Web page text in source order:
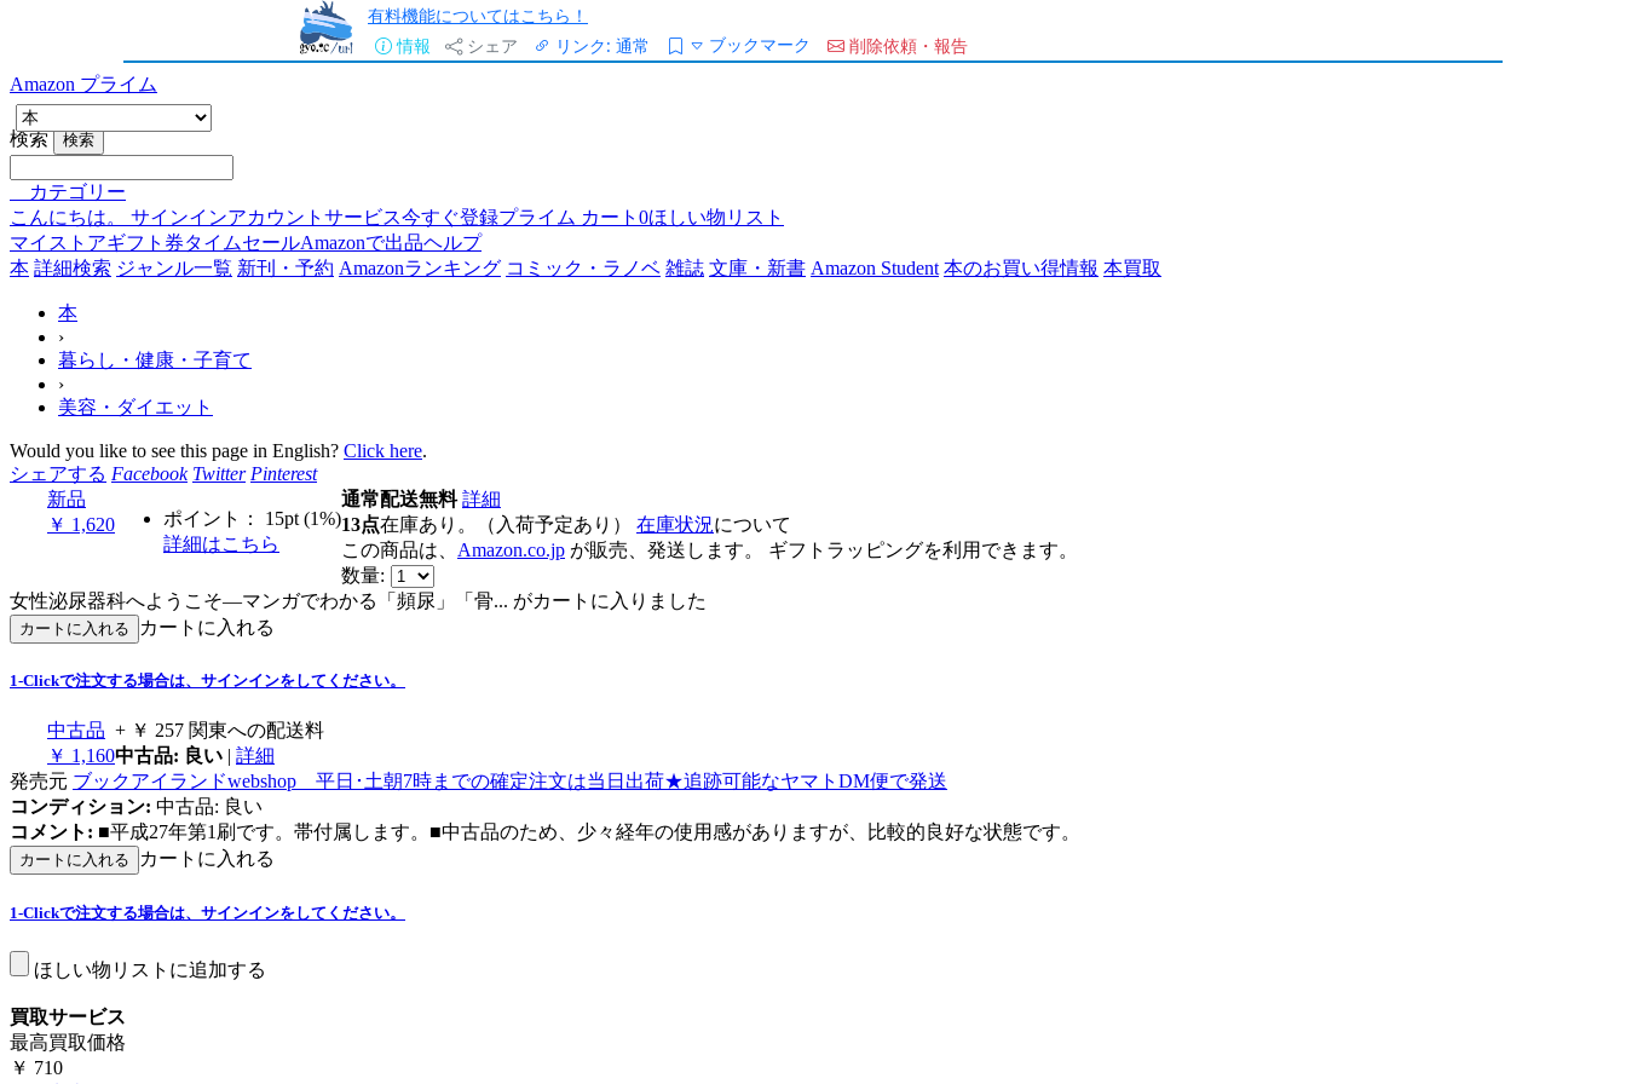
有料機能についてはこちら！
情報
シェア リンク: 通常 ブックマーク 削除依頼・報告